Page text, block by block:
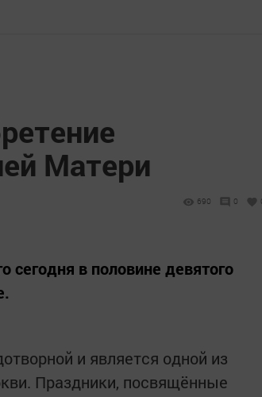
Матери
690 0
сегодня в половине девятого
и является одной из
Праздники, посвящённые